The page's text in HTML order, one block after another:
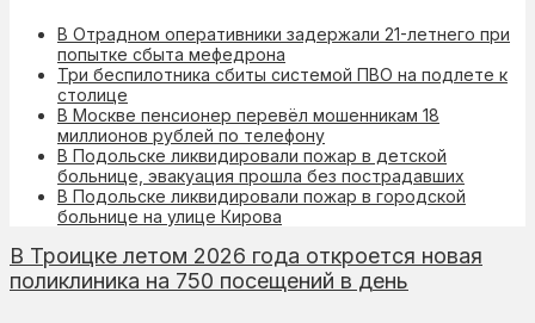
В Отрадном оперативники задержали 21-летнего при
попытке сбыта мефедрона
Три беспилотника сбиты системой ПВО на подлете к
столице
В Москве пенсионер перевёл мошенникам 18
миллионов рублей по телефону
В Подольске ликвидировали пожар в детской
больнице, эвакуация прошла без пострадавших
В Подольске ликвидировали пожар в городской
больнице на улице Кирова
В Троицке летом 2026 года откроется новая
поликлиника на 750 посещений в день